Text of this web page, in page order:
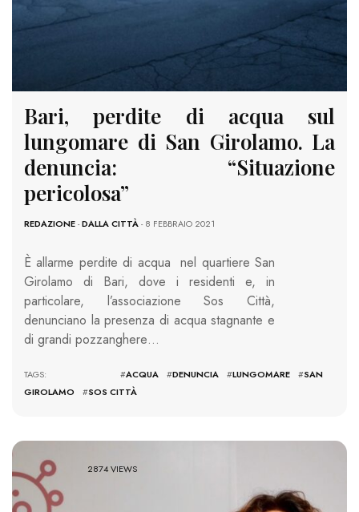
Bari, perdite di acqua sul
lungomare di San Girolamo. La
denuncia: “Situazione
pericolosa”
REDAZIONE-DALLA CITTÀ- 8 FEBBRAIO 2021
È allarme perdite di acqua nel quartiere San
Girolamo di Bari, dove i residenti e, in
particolare, l’associazione Sos Città,
denunciano la presenza di acqua stagnante e
di grandi pozzanghere…
TAGS: #ACQUA #DENUNCIA #LUNGOMARE #SAN
GIROLAMO
#SOS CITTÀ
2874 VIEWS